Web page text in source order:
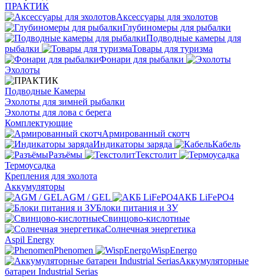
ПРАКТИК
Аксессуары для эхолотов
Глубиномеры для рыбалки
Подводные камеры для
рыбалки
Товары для туризма
Фонари для рыбалки
Эхолоты
Подводные Камеры
Эхолоты для зимней рыбалки
Эхолоты для лова с берега
Комплектующие
Армированный скотч
Индикаторы заряда
Кабель
Разъёмы
Текстолит
Термоусадка
Крепления для эхолота
Аккумуляторы
AGM / GEL
АКБ LiFePO4
Блоки питания и ЗУ
Свинцово-кислотные
Солнечная энергетика
Aspil Energy
Phenomen
WispEnergo
Аккумуляторные
батареи Industrial Serias